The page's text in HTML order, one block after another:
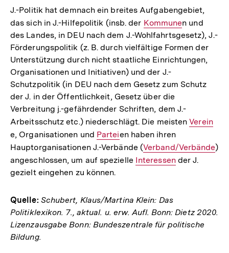
J.-Politik hat demnach ein breites Aufgabengebiet,
das sich in J.-Hilfepolitik (insb. der Interner
Link:
Kommunen und
des Landes, in DEU nach dem J.-Wohlfahrtsgesetz), J.-
Förderungspolitik (z. B. durch vielfältige Formen der
Unterstützung durch nicht staatliche Einrichtungen,
Organisationen und Initiativen) und der J.-
Schutzpolitik (in DEU nach dem Gesetz zum Schutz
der J. in der Öffentlichkeit, Gesetz über die
Verbreitung j.-gefährdender Schriften, dem J.-
Arbeitsschutz etc.) niederschlägt. Die meistenInterner
Verein
e, Organisationen und Interner
Link:
Parteien haben ihren
Hauptorganisationen J.-Verbände (Interner
Link:
Verband/Verbände)
angeschlossen, um auf spezielle Interner
Interessender J.
gezielt eingehen zu können.
Quelle: Schubert, Klaus/Martina Klein: Das
Politiklexikon. 7., aktual. u. erw. Aufl. Bonn: Dietz 2020.
Lizenzausgabe Bonn: Bundeszentrale für politische
Bildung.